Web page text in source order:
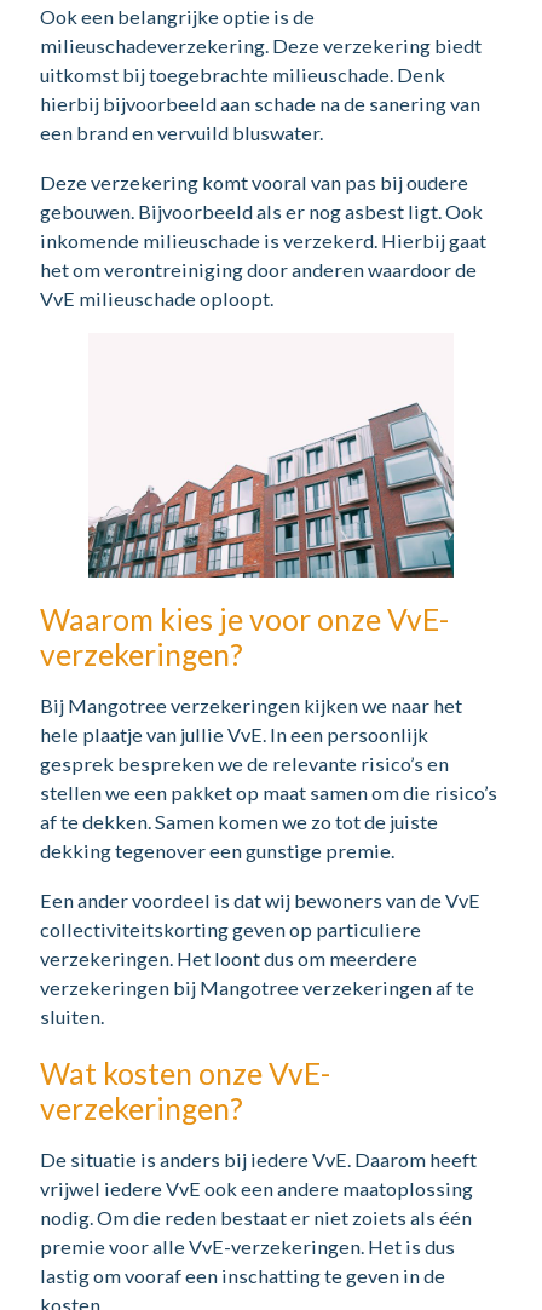
Ook een belangrijke optie is de
milieuschadeverzekering. Deze verzekering biedt
uitkomst bij toegebrachte milieuschade. Denk
hierbij bijvoorbeeld aan schade na de sanering van
een brand en vervuild bluswater.
Deze verzekering komt vooral van pas bij oudere
gebouwen. Bijvoorbeeld als er nog asbest ligt. Ook
inkomende milieuschade is verzekerd. Hierbij gaat
het om verontreiniging door anderen waardoor de
VvE milieuschade oploopt.
Waarom kies je voor onze VvE-
verzekeringen?
Bij Mangotree verzekeringen kijken we naar het
hele plaatje van jullie VvE. In een persoonlijk
gesprek bespreken we de relevante risico’s en
stellen we een pakket op maat samen om die risico’s
af te dekken. Samen komen we zo tot de juiste
dekking tegenover een gunstige premie.
Een ander voordeel is dat wij bewoners van de VvE
collectiviteitskorting geven op particuliere
verzekeringen. Het loont dus om meerdere
verzekeringen bij Mangotree verzekeringen af te
sluiten.
Wat kosten onze VvE-
verzekeringen?
De situatie is anders bij iedere VvE. Daarom heeft
vrijwel iedere VvE ook een andere maatoplossing
nodig. Om die reden bestaat er niet zoiets als één
premie voor alle VvE-verzekeringen. Het is dus
lastig om vooraf een inschatting te geven in de
kosten.